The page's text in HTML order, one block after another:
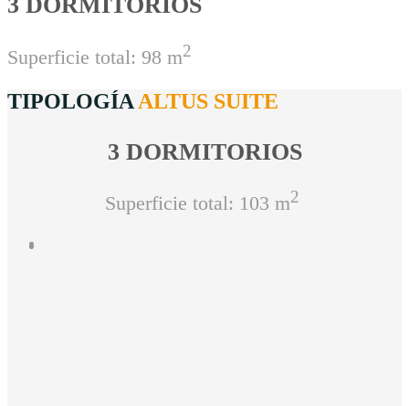
Superficie total: 98 m2
TIPOLOGÍA ALTUS SUITE
3 DORMITORIOS
Superficie total: 103 m2